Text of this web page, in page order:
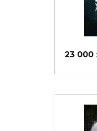
23 000